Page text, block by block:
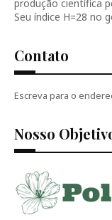
produção científica
Seu índice H=28 no
Contato
Escreva para o
Nosso